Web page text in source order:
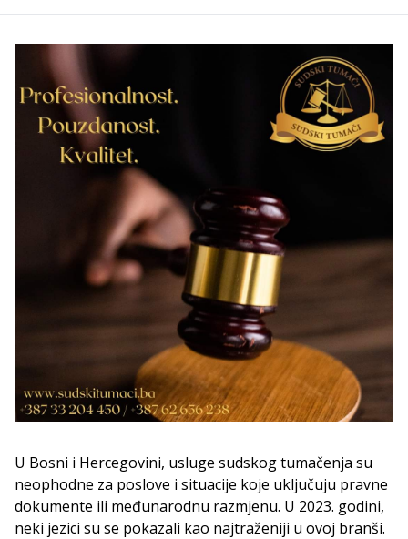
U Bosni i Hercegovini, usluge sudskog tumačenja su
neophodne za poslove i situacije koje uključuju pravne
dokumente ili međunarodnu razmjenu. U 2023. godini,
neki jezici su se pokazali kao najtraženiji u ovoj branši.